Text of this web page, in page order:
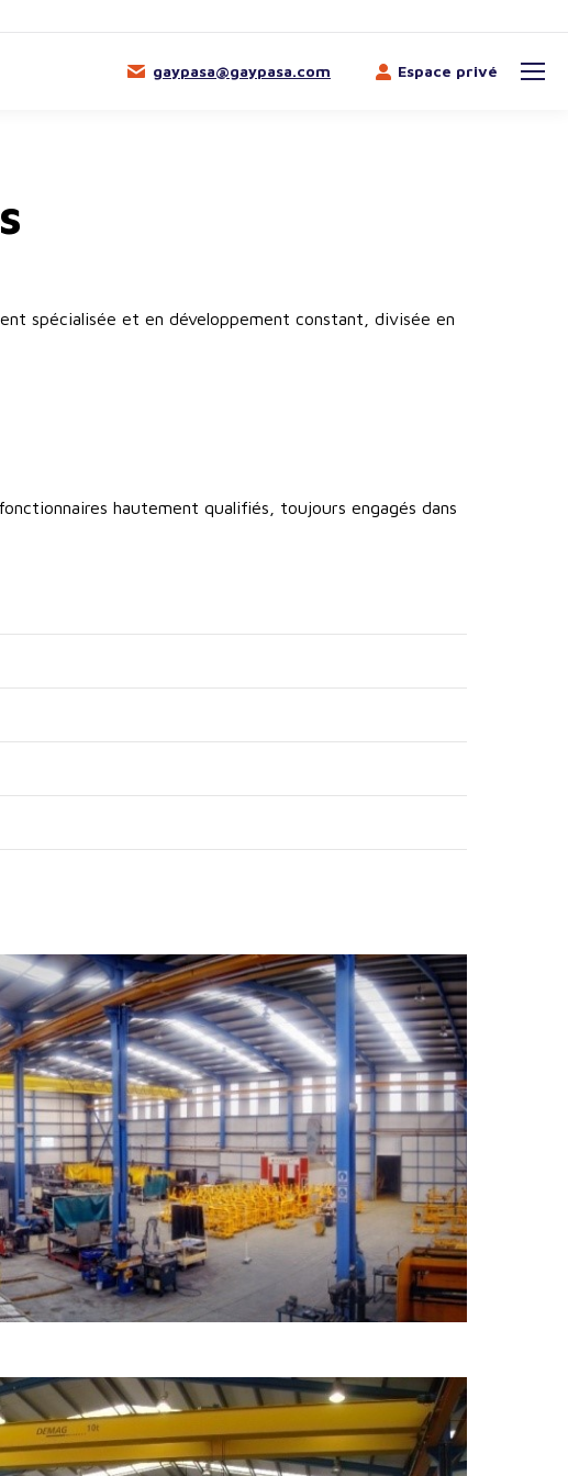
gaypasa@gaypasa.com Espace privé
spécialisée et en développement constant, divisée en
hautement qualifiés, toujours engagés dans